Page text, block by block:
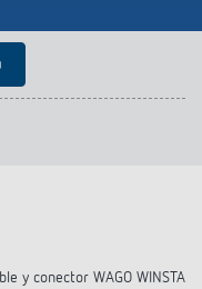
y conector WAGO WINSTA